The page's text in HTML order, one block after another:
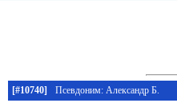
[#10740] Псевдоним: Александр Б.